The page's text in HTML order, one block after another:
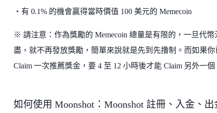
・有 0.1% 的機會贏得當時價值 100 美元的 Memecoin
※ 請注意：作為獎勵的 Memecoin 總量是有限的，一旦代幣
盡，就不再發放獎勵，簡單來說就是先到先撸制。而如果你
Claim 一次推薦獎金，要 4 至 12 小時後才能 Claim 另外一個
如何使用 Moonshot：Moonshot 註冊、入金、出